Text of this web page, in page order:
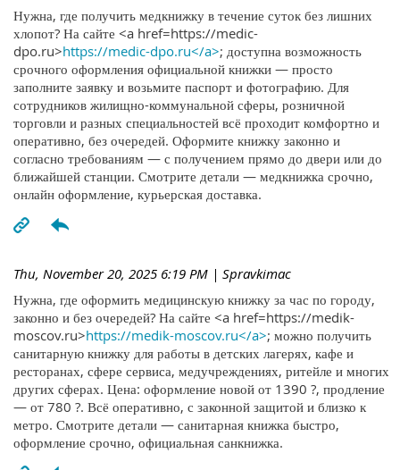
Нужна, где получить медкнижку в течение суток без лишних
хлопот? На сайте <a href=https://medic-
dpo.ru>https://medic-dpo.ru</a>; доступна возможность
срочного оформления официальной книжки — просто
заполните заявку и возьмите паспорт и фотографию. Для
сотрудников жилищно-коммунальной сферы, розничной
торговли и разных специальностей всё проходит комфортно и
оперативно, без очередей. Оформите книжку законно и
согласно требованиям — с получением прямо до двери или до
ближайшей станции. Смотрите детали — медкнижка срочно,
онлайн оформление, курьерская доставка.
Thu, November 20, 2025 6:19 PM | Spravkimac
Нужна, где оформить медицинскую книжку за час по городу,
законно и без очередей? На сайте <a href=https://medik-
moscov.ru>https://medik-moscov.ru</a>; можно получить
санитарную книжку для работы в детских лагерях, кафе и
ресторанах, сфере сервиса, медучреждениях, ритейле и многих
других сферах. Цена: оформление новой от 1390 ?, продление
— от 780 ?. Всё оперативно, с законной защитой и близко к
метро. Смотрите детали — санитарная книжка быстро,
оформление срочно, официальная санкнижка.